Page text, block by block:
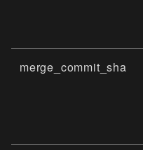
merge_commit_sha